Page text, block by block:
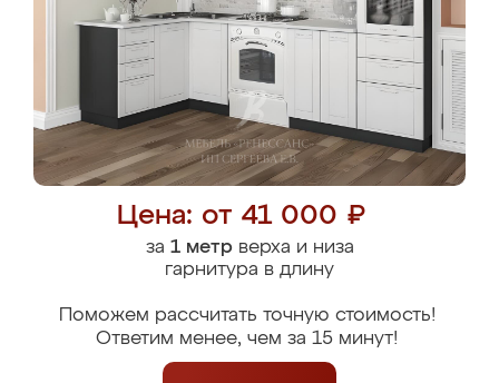
Цена: от 41 000 ₽
за 1 метрверха и низа
гарнитура в длину
Поможем рассчитать точную стоимость!
Ответим менее, чем за 15 минут!